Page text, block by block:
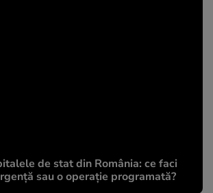
de stat din România: ce faci
sau o operație programată?